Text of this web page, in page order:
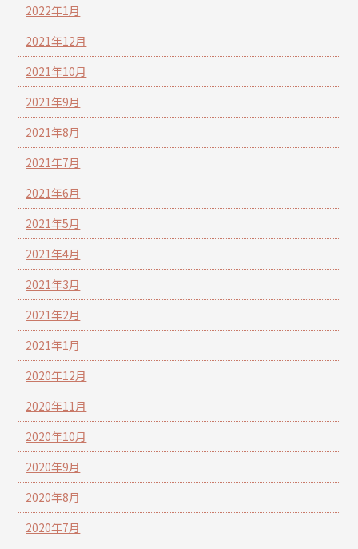
2022年1月
2021年12月
2021年10月
2021年9月
2021年8月
2021年7月
2021年6月
2021年5月
2021年4月
2021年3月
2021年2月
2021年1月
2020年12月
2020年11月
2020年10月
2020年9月
2020年8月
2020年7月